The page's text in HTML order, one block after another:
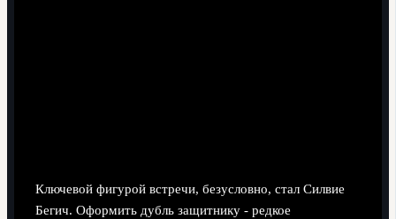
Ключевой фигурой встречи, безусловно, стал Силвие
Бегич. Оформить дубль защитнику - редкое